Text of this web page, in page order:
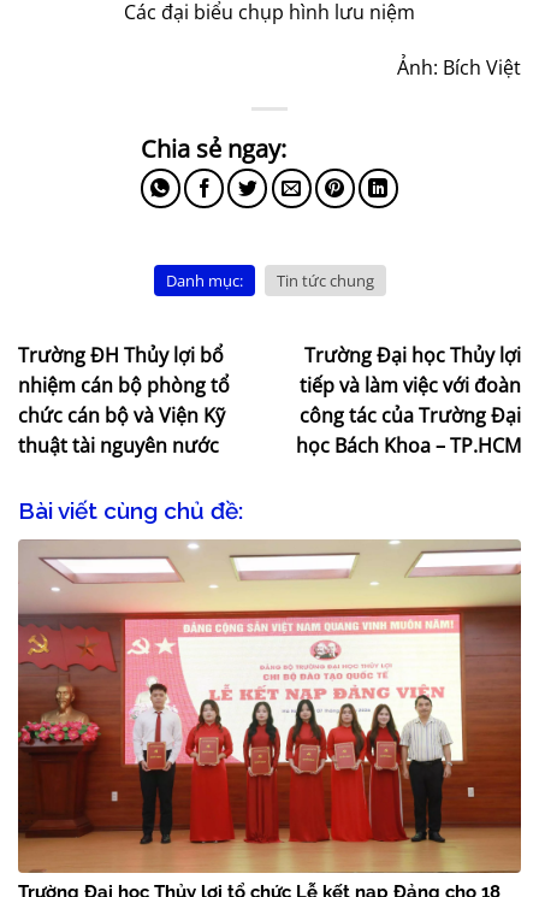
Các đại biểu chụp hình lưu niệm
Ảnh: Bích Việt
Danh mục: Tin tức chung
Trường ĐH Thủy lợi bổ
nhiệm cán bộ phòng tổ
chức cán bộ và Viện Kỹ
thuật tài nguyên nước
Trường Đại học Thủy lợi
tiếp và làm việc với đoàn
công tác của Trường Đại
học Bách Khoa – TP.HCM
Bài viết cùng chủ đề:
Trường Đại học Thủy lợi tổ chức Lễ kết nạp Đảng cho 18